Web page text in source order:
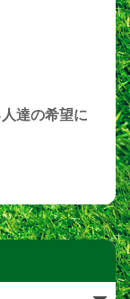
達の希望に